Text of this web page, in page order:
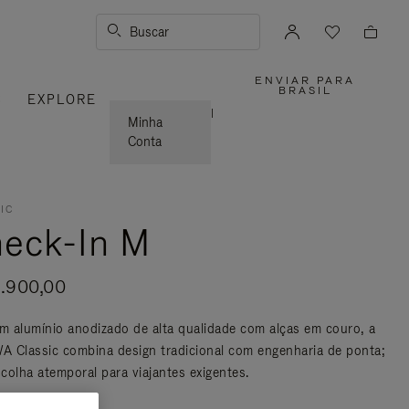
Buscar
EXPLORE
Minha
Conta
ENVIAR PARA
BRASIL
|
In M
alumínio anodizado de alta qualidade com alças em couro, a
Classic combina design tradicional com engenharia de ponta;
atemporal para viajantes exigentes.